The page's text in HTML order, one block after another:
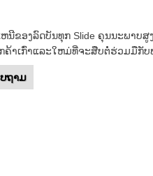
ນີ​ຂອງ​ລົດ​ບັນ​ທຸກ Slide ຄຸນ​ນະ​ພາບ​
າເກົ່າແລະໃຫມ່ທີ່ຈະສືບຕໍ່ຮ່ວມມືກັບ
ຖາມ